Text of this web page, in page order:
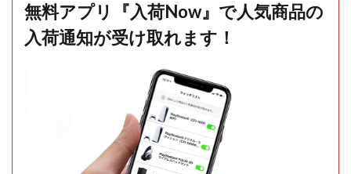
無料アプリ『入荷Now』で人気商品の
入荷通知が受け取れます！